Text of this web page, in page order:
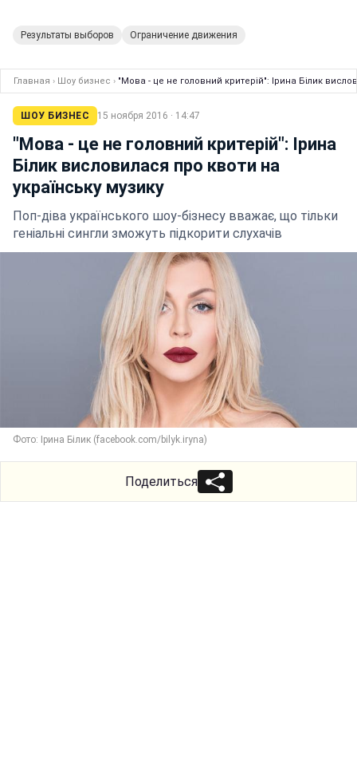
Результаты выборов Ограничение движения
Главная › Шоу бизнес › "Мова - це не головний критерій": Ірина Білик
ШОУ БИЗНЕС 15 ноября 2016 · 14:47
"Мова - це не головний критерій": Ірина
Білик висловилася про квоти на
українську музику
Поп-діва українського шоу-бізнесу вважає, що тільки
геніальні сингли зможуть підкорити слухачів
Фото: Ірина Білик (facebook.com/bilyk.iryna)
Поделиться